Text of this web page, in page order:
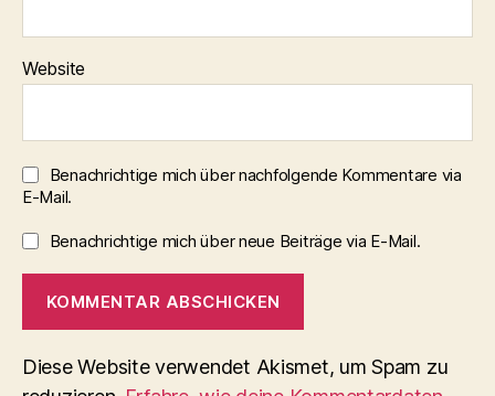
Website
Benachrichtige mich über nachfolgende Kommentare via
E-Mail.
Benachrichtige mich über neue Beiträge via E-Mail.
Diese Website verwendet Akismet, um Spam zu